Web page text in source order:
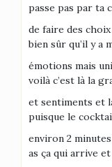
passe pas par ta
de faire des
bien sûr qu’il y a
émotions mais
voilà c’est là la
et sentiments et
puisque le
environ 2
as ça qui arrive